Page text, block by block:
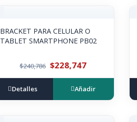
BRACKET PARA CELULAR O
TABLET SMARTPHONE PB02
$240,786 $228,747
Detalles Añadir